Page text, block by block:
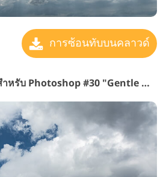
การซ้อนทับบนคลาวด์
การซ้อนทับบนคลาวด์สำหรับ Photoshop #30 "Gentle Winds"